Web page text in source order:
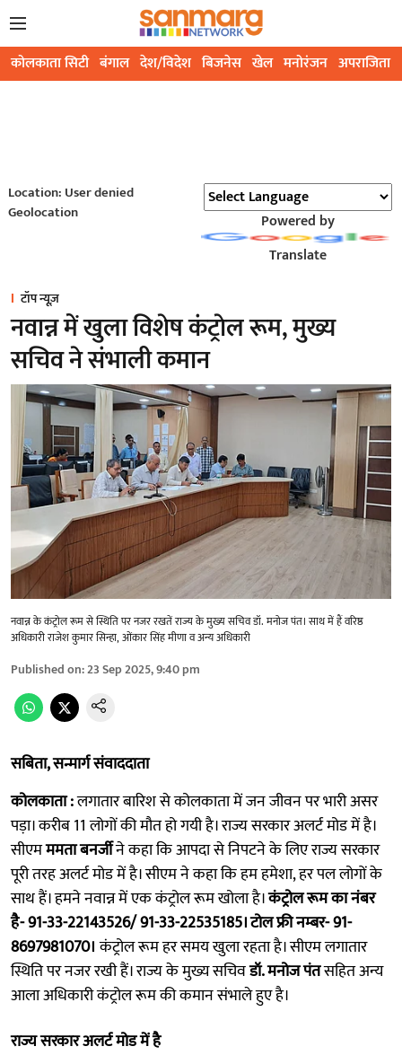
कोलकाता सिटी बंगाल देश/विदेश बिजनेस खेल मनोरंजन अपराजिता
Location: User denied
Geolocation
Powered by
Translate
टॉप न्यूज़
नवान्न में खुला विशेष कंट्राेल रूम, मुख्य
सचिव ने संभाली कमान
नवान्न के कंट्रोल रूम से स्थिति पर नजर रखतें राज्य के मुख्य सचिव डॉ. मनोज पंत। साथ में हैं वरिष्ठ
अधिकारी राजेश कुमार सिन्हा, ओंकार सिंह मीणा व अन्य अधिकारी
Published on:23 Sep 2025, 9:40 pm
सबिता, सन्मार्ग संवाददाता
कोलकाता :लगातार बारिश से कोलकाता में जन जीवन पर भारी असर
पड़ा। करीब 11 लोगों की मौत हो गयी है। राज्य सरकार अलर्ट मोड में है।
सीएमममता बनर्जीने कहा कि आपदा से निपटने के लिए राज्य सरकार
पूरी तरह अलर्ट मोड में है। सीएम ने कहा कि हम हमेशा, हर पल लोगों के
साथ हैं। हमने नवान्न में एक कंट्रोल रूम खोला है।कंट्रोल रूम का नंबर
है- 91-33-22143526/ 91-33-22535185। टोल फ्री नम्बर- 91-
8697981070।कंट्रोल रूम हर समय खुला रहता है। सीएम लगातार
स्थिति पर नजर रखी हैं। राज्य के मुख्य सचिवडॉ. मनोज पंतसहित अन्य
आला अधिकारी कंट्रोल रूम की कमान संभाले हुए है।
राज्य सरकार अलर्ट मोड में है